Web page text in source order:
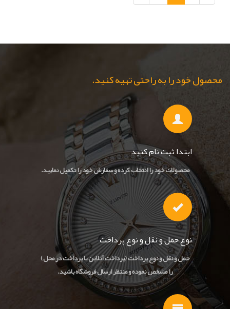
محصول خود را به راحتی تهیه کنید.
ابتدا ثبت نام کنید
محصولات خود را انتخاب کرده و سفارش خود را تکمیل نمایید.
نوع حمل و نقل و نوع پرداخت
حمل و نقل و نوع پرداخت (پرداخت آنلاین یا پرداخت در محل)
را مشخص نموده و منتظر ارسال فروشگاه باشید.